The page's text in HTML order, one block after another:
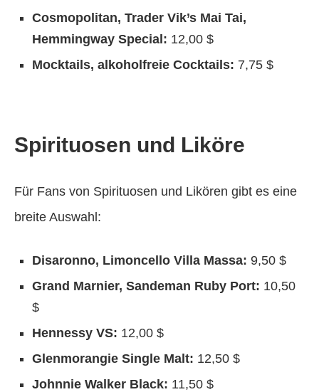
Cosmopolitan, Trader Vik’s Mai Tai,
Hemmingway Special: 12,00 $
Mocktails, alkoholfreie Cocktails: 7,75 $
Spirituosen und Liköre
Für Fans von Spirituosen und Likören gibt es eine
breite Auswahl:
Disaronno, Limoncello Villa Massa: 9,50 $
Grand Marnier, Sandeman Ruby Port: 10,50
$
Hennessy VS: 12,00 $
Glenmorangie Single Malt: 12,50 $
Johnnie Walker Black: 11,50 $